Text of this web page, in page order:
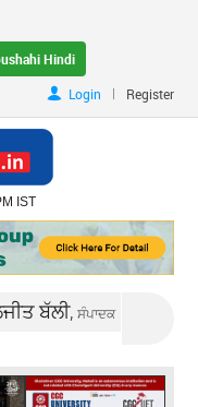
Hindi
Login
| Register
IST
ਬੱਲੀ,ਸੰਪਾਦਕ